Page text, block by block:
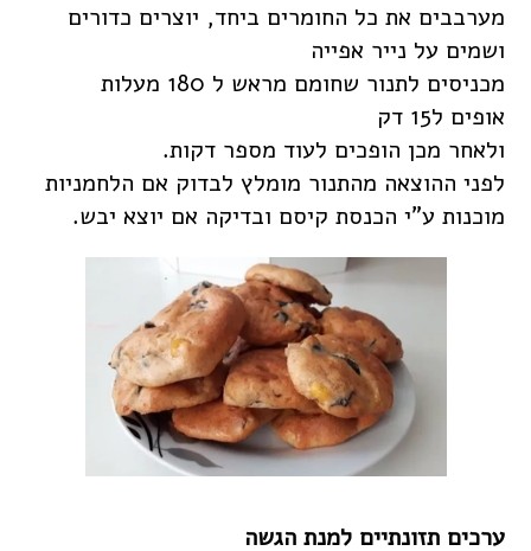
מערבבים את כל החומרים ביחד, יוצרים כדורים
ושמים על נייר אפייה
מכניסים לתנור שחומם מראש ל 180 מעלות
אופים ל15 דק
ולאחר מכן הופכים לעוד מספר דקות.
לפני ההוצאה מהתנור מומלץ לבדוק אם הלחמניות
מוכנות ע"י הכנסת קיסם ובדיקה אם יוצא יבש.